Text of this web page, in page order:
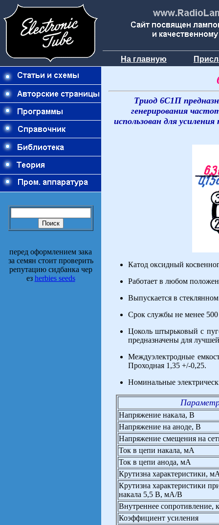
На главную
перед оформлением зака
за семян стоит проверить
репутацию сидбанка чер
ез herbies seeds
Триод 6С1П
генерирования
использован для
Катод оксидный
Работает в любом
Выпускается в
Срок службы не менее 500
Цоколь штырьковый с
предназначены для
Междуэлектродные
Проходная 1,35 +/-0,25.
Номинальные
Напряжение накала, В
Напряжение на аноде, В
Напряжение смещения на
Ток в цепи накала, мА
Ток в цепи анода, мА
Крутизна характеристики,
Крутизна характеристики
накала 5,5 В, мА/В
Внутреннее сопротивление,
Коэффициент усиления